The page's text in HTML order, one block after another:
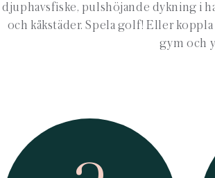
djuphavsfiske, pulshöjande dykning i
och kåkstäder. Spela golf! Eller
gym och